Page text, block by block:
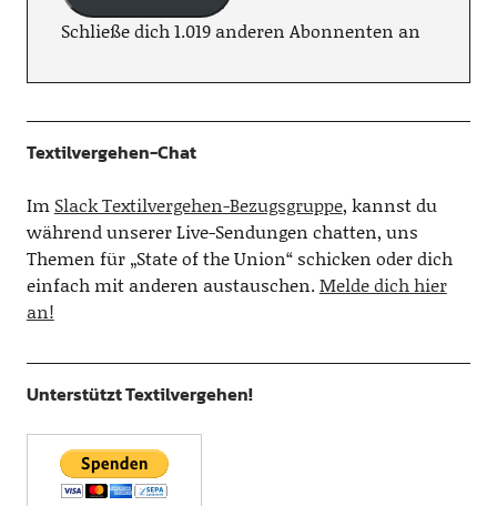
Schließe dich 1.019 anderen Abonnenten an
Textilvergehen-Chat
Im Slack Textilvergehen-Bezugsgruppe, kannst du
während unserer Live-Sendungen chatten, uns
Themen für „State of the Union“ schicken oder dich
einfach mit anderen austauschen.Melde dich hier
an!
Unterstützt Textilvergehen!